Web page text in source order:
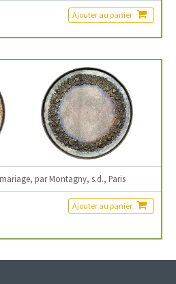
Ajouter au panier
par Montagny, s.d., Paris
Ajouter au panier